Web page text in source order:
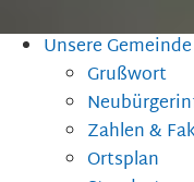
Unsere Gemeinde
Grußwort
Zahlen &
Ortsplan